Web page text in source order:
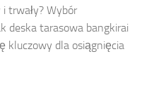
trwały? Wybór
deska tarasowa bangkirai
kluczowy dla osiągnięcia